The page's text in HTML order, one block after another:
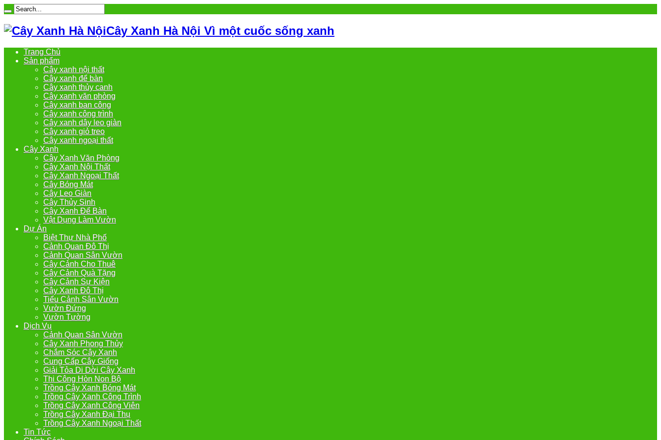
Cây Xanh Hà Nội Vì một cuốc sống xanh
Trang Chủ
Sản phẩm
Cây xanh nội thất
Cây xanh để bàn
Cây xanh thủy canh
Cây xanh văn phòng
Cây xanh ban công
Cây xanh công trình
Cây xanh dây leo giàn
Cây xanh giỏ treo
Cây xanh ngoại thất
Cây Xanh
Cây Xanh Văn Phòng
Cây Xanh Nội Thất
Cây Xanh Ngoại Thất
Cây Bóng Mát
Cây Leo Giàn
Cây Thủy Sinh
Cây Xanh Để Bàn
Vật Dụng Làm Vườn
Dự Án
Biệt Thự Nhà Phố
Cảnh Quan Đô Thị
Cảnh Quan Sân Vườn
Cây Cảnh Cho Thuê
Cây Cảnh Quà Tặng
Cây Cảnh Sự Kiện
Cây Xanh Đô Thị
Tiểu Cảnh Sân Vườn
Vườn Đứng
Vườn Tường
Dịch Vụ
Cảnh Quan Sân Vườn
Cây Xanh Phong Thủy
Chắm Sóc Cây Xanh
Cung Cấp Cây Giống
Giải Tỏa Di Dời Cây Xanh
Thi Công Hòn Non Bộ
Trồng Cây Xanh Bóng Mát
Trồng Cây Xanh Công Trình
Trồng Cây Xanh Công Viên
Trồng Cây Xanh Đại Thụ
Trồng Cây Xanh Ngoại Thất
Tin Tức